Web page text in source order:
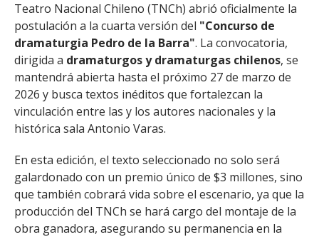
Teatro Nacional Chileno (TNCh) abrió oficialmente la
postulación a la cuarta versión del "Concurso de
dramaturgia Pedro de la Barra". La convocatoria,
dirigida a dramaturgos y dramaturgas chilenos, se
mantendrá abierta hasta el próximo 27 de marzo de
2026 y busca textos inéditos que fortalezcan la
vinculación entre las y los autores nacionales y la
histórica sala Antonio Varas.
En esta edición, el texto seleccionado no solo será
galardonado con un premio único de $3 millones, sino
que también cobrará vida sobre el escenario, ya que la
producción del TNCh se hará cargo del montaje de la
obra ganadora, asegurando su permanencia en la